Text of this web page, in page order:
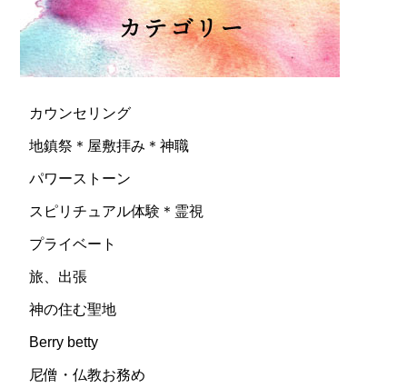
カウンセリング
地鎮祭＊屋敷拝み＊神職
パワーストーン
スピリチュアル体験＊霊視
プライベート
旅、出張
神の住む聖地
Berry betty
尼僧・仏教お務め